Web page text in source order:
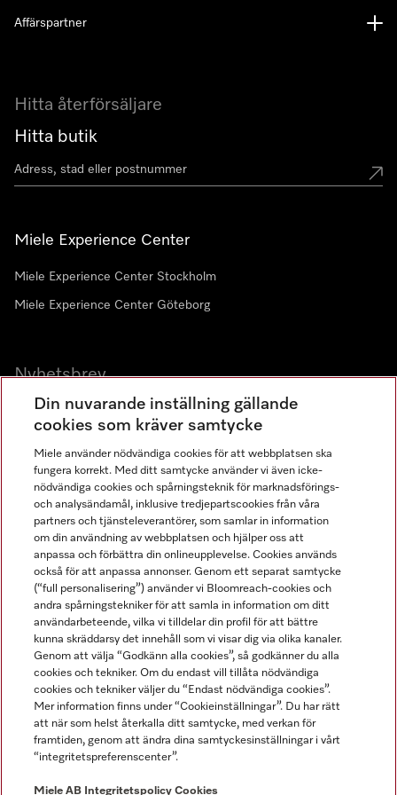
Hitta återförsäljare
Hitta butik
Miele Experience Center
Miele Experience Center Stockholm
Miele Experience Center Göteborg
Nyhetsbrev
Gå med i vår gemenskap
Affärspartner
Miele AB
Allmänna villkor
Användarvillkor
Miele tillgänglighetsförklaring
Lagen om digitala tjänster
Miele på LinkedIn
Miele på Facebook
Miele på Instagram
Miele på Youtube
Din nuvarande inställning gällande
cookies som kräver samtycke
Miele använder nödvändiga cookies för att webbplatsen ska
fungera korrekt. Med ditt samtycke använder vi även icke-
nödvändiga cookies och spårningsteknik för marknadsförings-
och analysändamål, inklusive tredjepartscookies från våra
partners och tjänsteleverantörer, som samlar in information
om din användning av webbplatsen och hjälper oss att
anpassa och förbättra din onlineupplevelse. Cookies används
också för att anpassa annonser. Genom ett separat samtycke
(“full personalisering”) använder vi Bloomreach-cookies och
andra spårningstekniker för att samla in information om ditt
användarbeteende, vilka vi tilldelar din profil för att bättre
kunna skräddarsy det innehåll som vi visar dig via olika kanaler.
Genom att välja “Godkänn alla cookies”, så godkänner du alla
cookies och tekniker. Om du endast vill tillåta nödvändiga
cookies och tekniker väljer du “Endast nödvändiga cookies”.
Mer information finns under “Cookieinställningar”. Du har rätt
att när som helst återkalla ditt samtycke, med verkan för
framtiden, genom att ändra dina samtyckesinställningar i vårt
“integritetspreferenscenter”.
Miele AB Integritetspolicy Cookies